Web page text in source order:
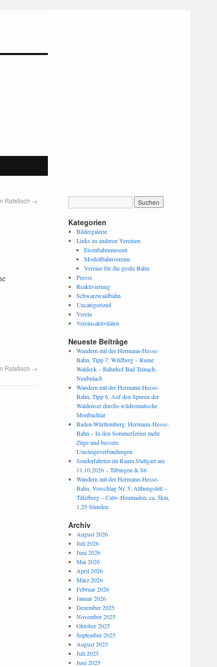
Ratstisch →
Ratstisch →
Kategorien
Bildergalerie
Links zu anderen Vereinen
Eisenbahnmuseen
Modellbahnvereine
Vereine für die große Bahn
Presse
Reaktivierung
Schwarzwaldbahn
Uncategorized
Verein
Vereinsaktivitäten
Neueste Beiträge
Wandern mit der Hermann-Hesse-
Bahn, Tipp 7: Wildberg – Ruine
Waldeck – Bahnhof Bad Teinach-
Neubulach
Wandern mit der Hermann-Hesse-
Bahn, Tipp 6. Auf den Spuren der
Waldenser durchs wildromatische
Monbachtal
Baden-Württemberg: Hermann-Hesse-
Bahn – In den Sommerferien mehr
Züge und bessere
Umsteigeverbindungen
Sonderfahrten im Raum Stuttgart am
11.10.2026 – Tübingen & S6
Wandern mit der Hermann-Hesse-
Bahn, Vorschlag Nr. 5: Althengstett –
Täfelberg – Calw-Heumaden, ca. 5km,
1,25 Stunden
Archiv
August 2026
Juli 2026
Juni 2026
Mai 2026
April 2026
März 2026
Februar 2026
Januar 2026
Dezember 2025
November 2025
Oktober 2025
September 2025
August 2025
Juli 2025
Juni 2025